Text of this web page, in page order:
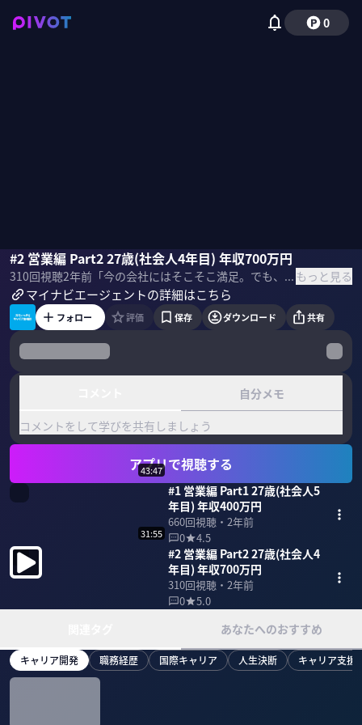
0
#2 営業編 Part2 27歳(社会人4年目) 年収700万円
310回視聴2年前 「今の会社にはそこそこ満足。でも、将来のキャリアのためには今から転職活動をしたほうがいい？」そんな悩める20代ビジネスパーソン3人がマイナビエージェントが誇るキャリアアドバイザーにガチンコ生相談！転職すべきか、現職にとどまるべきか？じっくり話を聞いて導き出したプロの答えとは？計5回配信の第2弾【sponsored】 もっと見る
千本佳奈子国山ハセン
マイナビエージェントの詳細はこちら
フォロー 評価 保存 ダウンロード 共有
自分メモ
コメントをして学びを共有しましょう
アプリで視聴する
43:47
#1 営業編 Part1 27歳(社会人5
年目) 年収400万円
660回視聴・ 2年前
0
4.5
31:55
#2 営業編 Part2 27歳(社会人4
年目) 年収700万円
310回視聴・ 2年前
0
5.0
あなたへのおすすめ
キャリア開発 職務経歴 国際キャリア 人生決断 キャリア支援